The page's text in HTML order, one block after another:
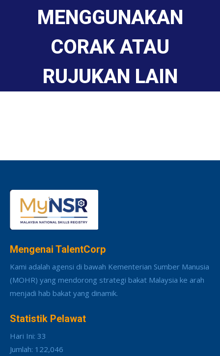
MENGGUNAKAN
CORAK ATAU
RUJUKAN LAIN
Mengenai TalentCorp
Kami adalah agensi di bawah Kementerian Sumber Manusia
(MOHR) yang mendorong strategi bakat Malaysia ke arah
menjadi hab bakat yang dinamik.
Statistik Pelawat
Hari Ini: 33
Jumlah: 122,046